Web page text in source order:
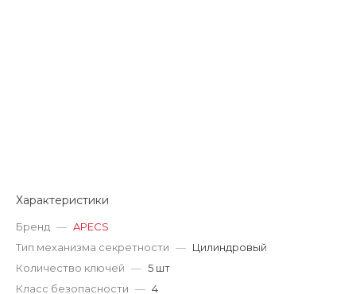
Характеристики
Бренд — APECS
Тип механизма секретности — Цилиндровый
Количество ключей — 5 шт
Класс безопасности — 4